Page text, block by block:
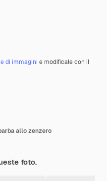
di immagini e modificale con il
allo zenzero
foto.